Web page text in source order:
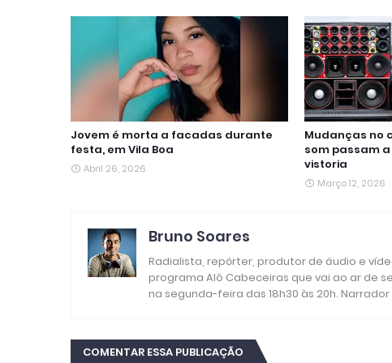
p
m
Jovem é morta a facadas durante
festa, em Vila Boa
Abril 26, 2026
Mudanças no
som passam
vistoria
Março 12, 2026
Bruno Soares
Radialista, repórter, produtor de áudio e
programa Alô Cabeceiras que vai ao ar de
na segunda-feira das 18h30 às 20h.
COMENTAR ESSA PUBLICAÇÃO